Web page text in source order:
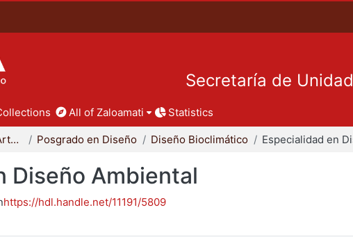
Secretaría de Unidad
All of Zaloamati Statistics
División de Ciencias y Artes para el Diseño Posgrado en Diseño Diseño Bioclimático
Diseño Ambiental
https://hdl.handle.net/11191/5809